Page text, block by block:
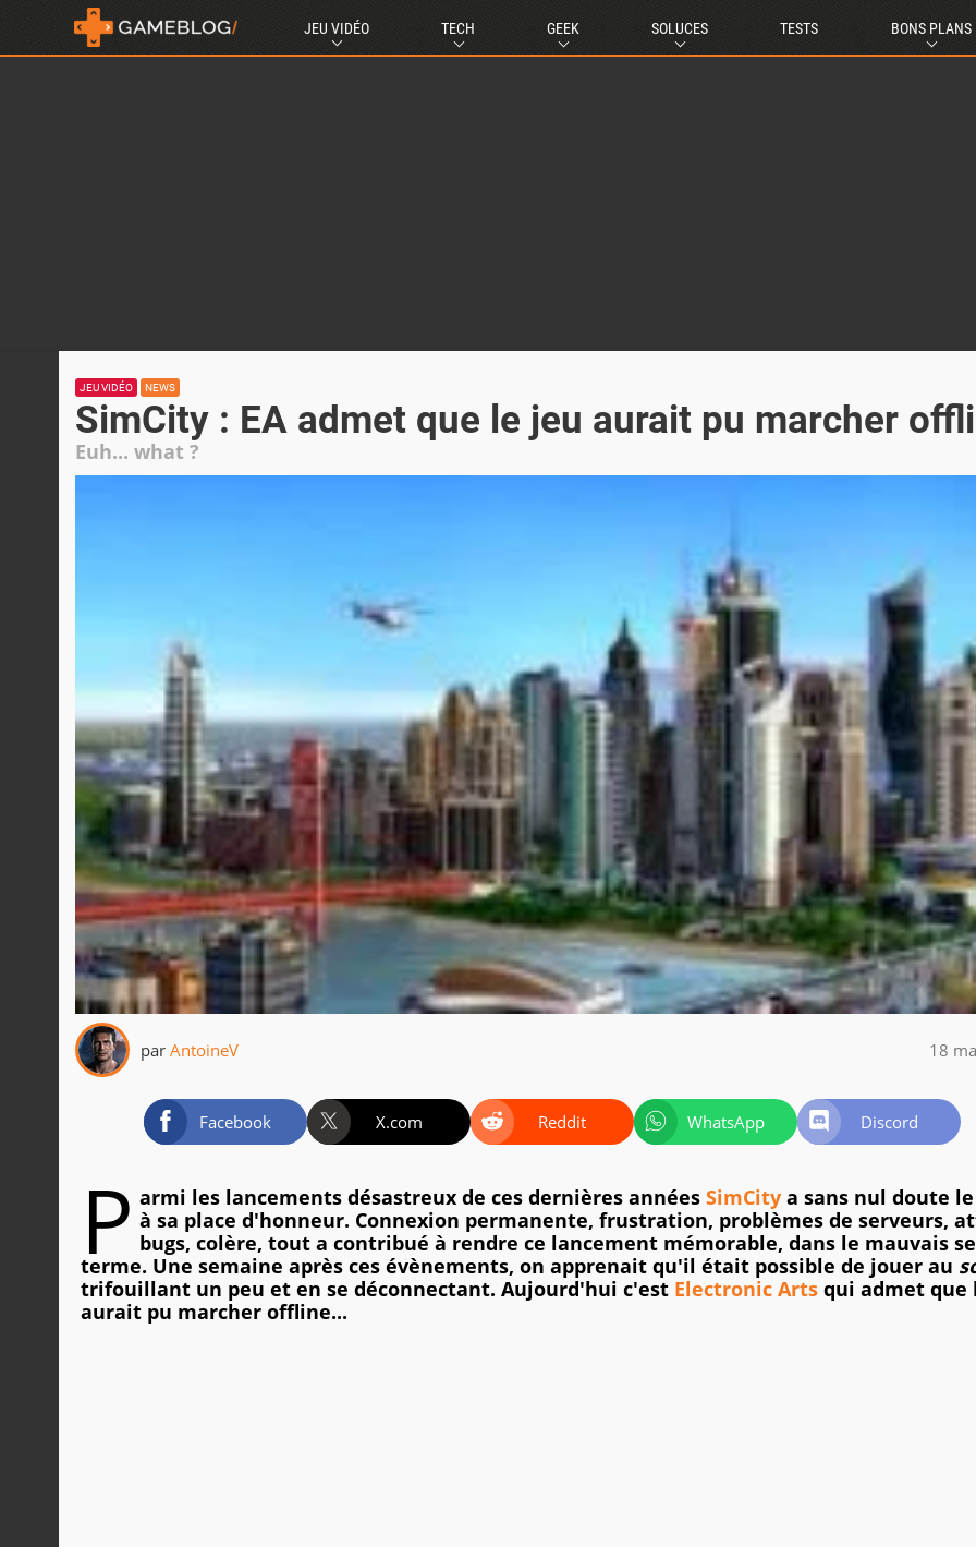
JEU VIDÉO TECH GEEK SOLUCES TESTS BONS PLANS
JEU VIDÉO NEWS
SimCity : EA admet que le jeu aurait pu marcher
Euh... what ?
par AntoineV 18
Facebook X.com Reddit WhatsApp Discord
P armi les lancements désastreux de ces dernières années SimCity a sans nul doute
à sa place d'honneur. Connexion permanente, frustration, problèmes de serveurs,
bugs, colère, tout a contribué à rendre ce lancement mémorable, dans le mauvais
terme. Une semaine après ces évènements, on apprenait qu'il était possible de jouer au
trifouillant un peu et en se déconnectant. Aujourd'hui c'est Electronic Arts qui admet que
aurait pu marcher offline...